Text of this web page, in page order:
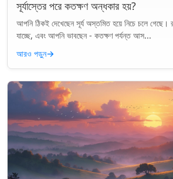
সূর্যাস্তের পরে কতক্ষণ অন্ধকার হয়?
আপনি ঠিকই দেখেছেন সূর্য অস্তমিত হয়ে নিচে চলে গেছে।
যাচ্ছে, এবং আপনি ভাবছেন - কতক্ষণ পর্যন্ত আস...
আরও পড়ুন→